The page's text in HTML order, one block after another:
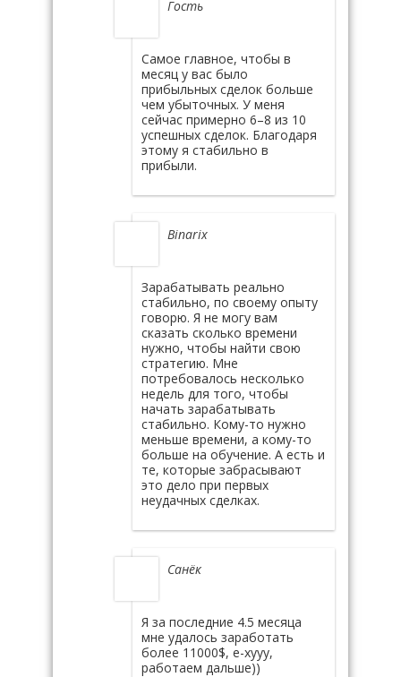
Гость
Самое главное, чтобы в
месяц у вас было
прибыльных сделок больше
чем убыточных. У меня
сейчас примерно 6–8 из 10
успешных сделок. Благодаря
этому я стабильно в
прибыли.
Binarix
Зарабатывать реально
стабильно, по своему опыту
говорю. Я не могу вам
сказать сколько времени
нужно, чтобы найти свою
стратегию. Мне
потребовалось несколько
недель для того, чтобы
начать зарабатывать
стабильно. Кому-то нужно
меньше времени, а кому-то
больше на обучение. А есть и
те, которые забрасывают
это дело при первых
неудачных сделках.
Санёк
Я за последние 4.5 месяца
мне удалось заработать
более 11000$, е-хууу,
работаем дальше))